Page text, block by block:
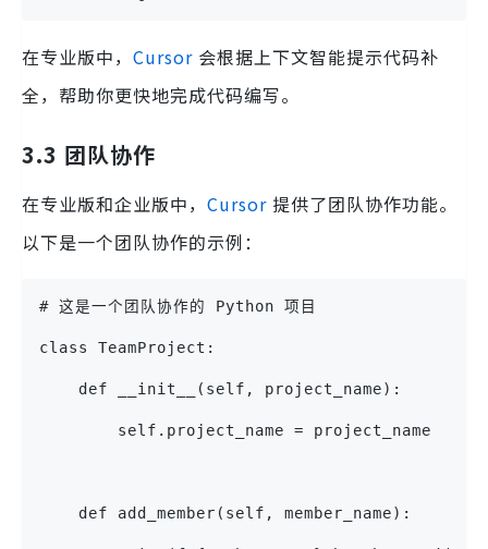
在专业版中， Cursor 会根据上下文智能提示代码补
全，帮助你更快地完成代码编写。
3.3 团队协作
在专业版和企业版中， Cursor 提供了团队协作功能。
以下是一个团队协作的示例：
# 这是一个团队协作的 Python 项目
class TeamProject:
    def __init__(self, project_name):
        self.project_name = project_name
    def add_member(self, member_name):